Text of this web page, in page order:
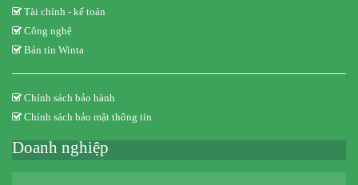
Tài chính - kế toán
Công nghệ
Bản tin Winta
Chính sách bảo hành
Chính sách bảo mật thông tin
Doanh nghiệp